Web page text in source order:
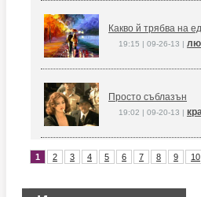
Какво й трябва на
19:15 | 09-26-13 |
Просто съблазън
19:02 | 09-20-13 |
1 2 3 4 5 6 7 8 9 10